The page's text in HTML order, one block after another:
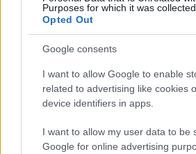
Purposes for which it was collected.
Opted Out
Google consents
I want to allow Google to enable
related to advertising like cookies
device identifiers in apps.
I want to allow my user data to be
Google for online advertising
ce
b
o
o
k
it
te
r
te
re
st
at
s
p
p
a
re
Articolo
NOTIZIE RECENTI
Le previsioni meteo per il
Gallura